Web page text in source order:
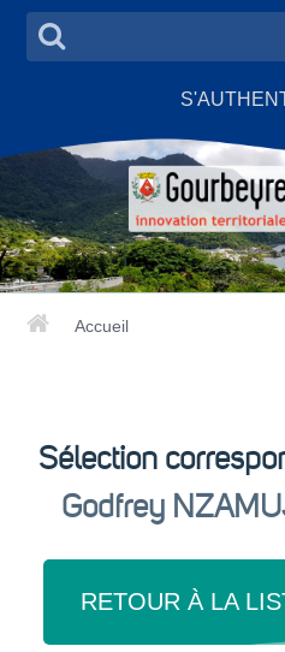
Accueil
Sélection
Godfrey
RETOUR À LA